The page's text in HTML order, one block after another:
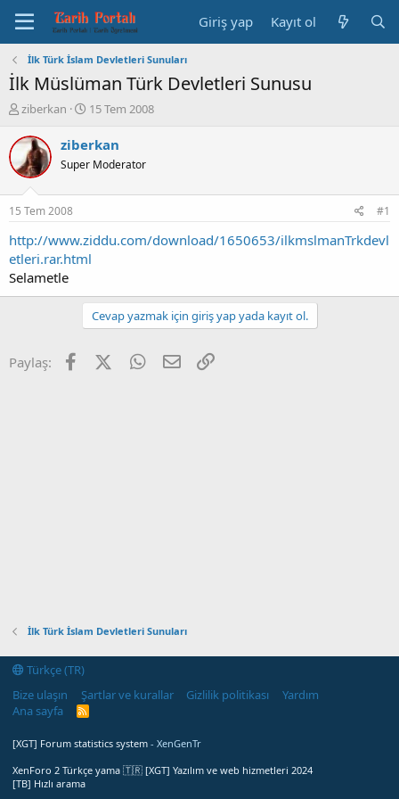
Giriş yap Kayıt ol
İlk Türk İslam Devletleri Sunuları
İlk Müslüman Türk Devletleri Sunusu
K
n
b
u
u
b
a
ş
l
a
t
ziberkan
B
ş
a
ç
t
a
i
h
i
15 Tem 2008
ziberkan
Super Moderator
15 Tem 2008 #1
http://www.ziddu.com/download/1650653/ilkmslmanTrkdevl
etleri.rar.html
Selametle
Cevap yazmak için giriş yap yada kayıt ol.
Paylaş: FacebookX (Twitter)WhatsApp
E-posta
İlk Türk İslam Devletleri Sunuları
Türkçe (TR)
Bize ulaşın
Şartlar ve kurallar Gizlilik politikası
Yardım
Ana sayfa
R
[XGT] Forum statistics system - XenGenTr
XenForo 2 Türkçe yama 🇹🇷 [XGT] Yazılım ve web hizmetleri 2024
[TB] Hızlı arama